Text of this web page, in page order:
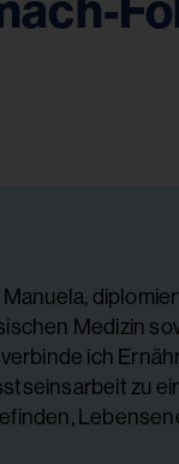
Manuela,
Medizin
ich
zu